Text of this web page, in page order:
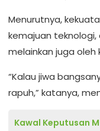
Menurutnya,
kemajuan
melainkan juga oleh
“Kalau jiwa
rapuh,” katanya,
Kawal Keputusan